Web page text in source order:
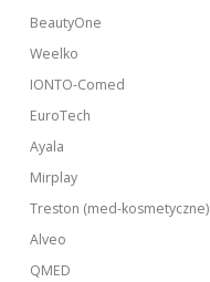
BeautyOne
Weelko
IONTO-Comed
EuroTech
Ayala
Mirplay
Treston (med-kosmetyczne)
Alveo
QMED